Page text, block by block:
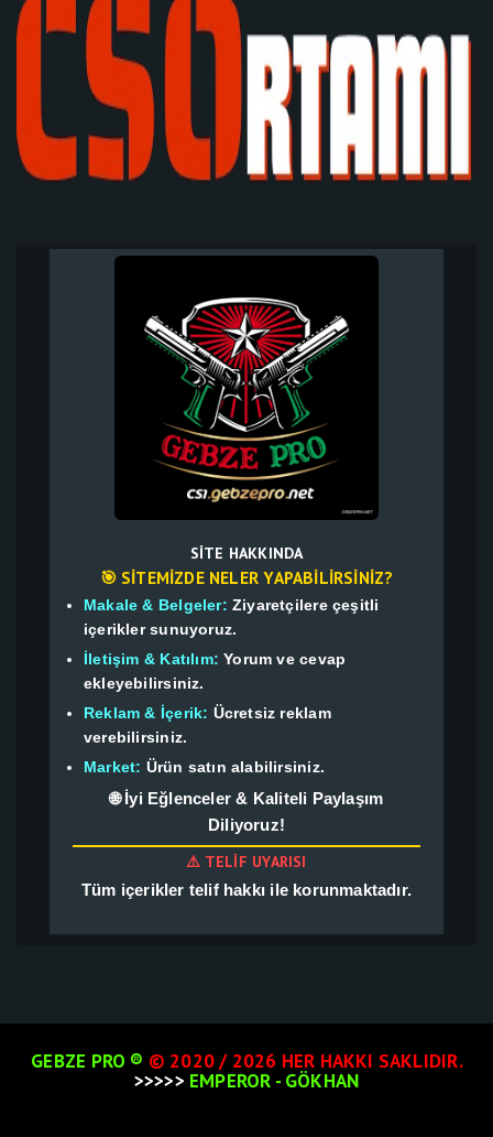
SITE HAKKINDA
🎯 SITEMIZDE NELER YAPABILIRSINIZ?
Makale & Belgeler: Ziyaretçilere çeşitli
içerikler sunuyoruz.
İletişim & Katılım: Yorum ve cevap
ekleyebilirsiniz.
Reklam & İçerik: Ücretsiz reklam
verebilirsiniz.
Market: Ürün satın alabilirsiniz.
🌐 İyi Eğlenceler & Kaliteli Paylaşım
Diliyoruz!
⚠️ TELIF UYARISI
Tüm içerikler telif hakkı ile korunmaktadır.
GEBZE PRO ® © 2020 / 2026 HER HAKKI SAKLIDIR.
>>>>> EMPEROR - GÖKHAN